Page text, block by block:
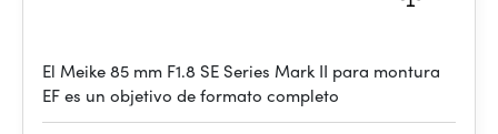
El Meike 85 mm F1.8 SE Series Mark II para montura
EF es un objetivo de formato completo